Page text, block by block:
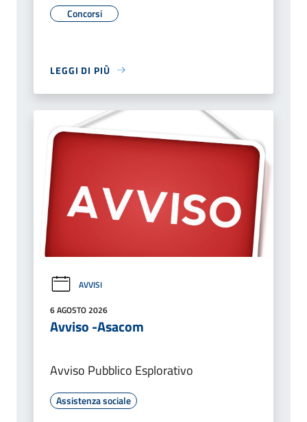
Concorsi
LEGGI DI PIÙ
AVVISI
6 AGOSTO 2026
Avviso -Asacom
Avviso Pubblico Esplorativo
Assistenza sociale